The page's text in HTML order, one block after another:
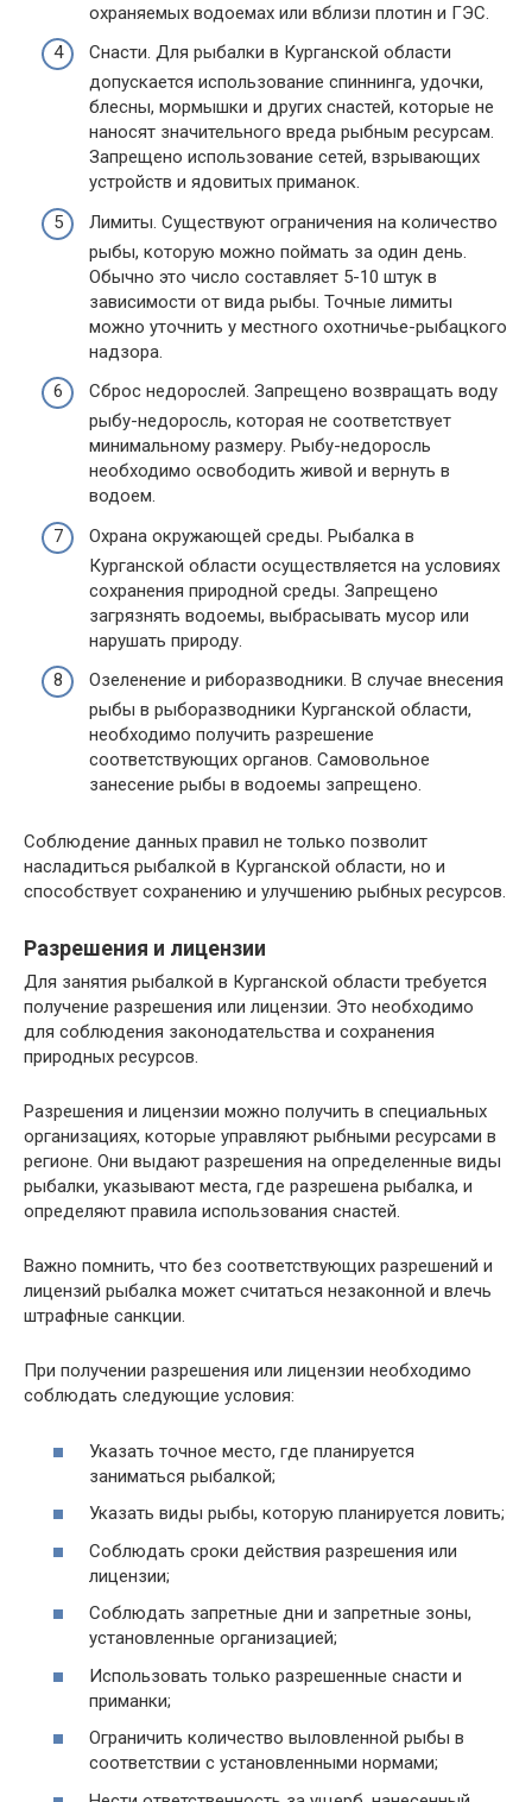
охраняемых водоемах или вблизи плотин и ГЭС.
Снасти. Для рыбалки в Курганской области
допускается использование спиннинга, удочки,
блесны, мормышки и других снастей, которые не
наносят значительного вреда рыбным ресурсам.
Запрещено использование сетей, взрывающих
устройств и ядовитых приманок.
Лимиты. Существуют ограничения на количество
рыбы, которую можно поймать за один день.
Обычно это число составляет 5-10 штук в
зависимости от вида рыбы. Точные лимиты
можно уточнить у местного охотничье-рыбацкого
надзора.
Сброс недорослей. Запрещено возвращать воду
рыбу-недоросль, которая не соответствует
минимальному размеру. Рыбу-недоросль
необходимо освободить живой и вернуть в
водоем.
Охрана окружающей среды. Рыбалка в
Курганской области осуществляется на условиях
сохранения природной среды. Запрещено
загрязнять водоемы, выбрасывать мусор или
нарушать природу.
Озеленение и риборазводники. В случае внесения
рыбы в рыборазводники Курганской области,
необходимо получить разрешение
соответствующих органов. Самовольное
занесение рыбы в водоемы запрещено.
Соблюдение данных правил не только позволит
насладиться рыбалкой в Курганской области, но и
способствует сохранению и улучшению рыбных ресурсов.
Разрешения и лицензии
Для занятия рыбалкой в Курганской области требуется
получение разрешения или лицензии. Это необходимо
для соблюдения законодательства и сохранения
природных ресурсов.
Разрешения и лицензии можно получить в специальных
организациях, которые управляют рыбными ресурсами в
регионе. Они выдают разрешения на определенные виды
рыбалки, указывают места, где разрешена рыбалка, и
определяют правила использования снастей.
Важно помнить, что без соответствующих разрешений и
лицензий рыбалка может считаться незаконной и влечь
штрафные санкции.
При получении разрешения или лицензии необходимо
соблюдать следующие условия:
Указать точное место, где планируется
заниматься рыбалкой;
Указать виды рыбы, которую планируется ловить;
Соблюдать сроки действия разрешения или
лицензии;
Соблюдать запретные дни и запретные зоны,
установленные организацией;
Использовать только разрешенные снасти и
приманки;
Ограничить количество выловленной рыбы в
соответствии с установленными нормами;